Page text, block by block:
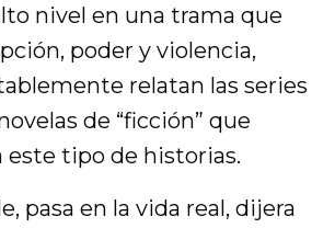
nivel en una trama que
poder y violencia,
relatan las series
de “ficción” que
este tipo de historias.
pasa en la vida real, dijera